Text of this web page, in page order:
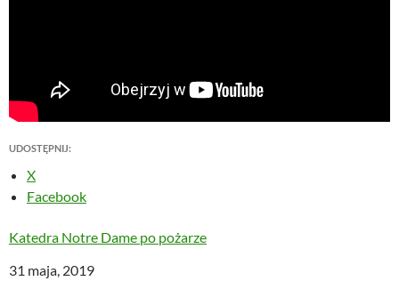
UDOSTĘPNIJ:
X
Facebook
Katedra Notre Dame po pożarze
Data
31 maja, 2019